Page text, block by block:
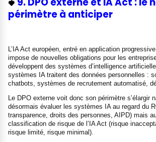
🍓
périmètre à anticiper
L’IA Act européen, entré en application
impose de nouvelles obligations pour les
développent des systèmes d’intelligence
systèmes IA traitent des données personnelles :
chatbots, systèmes de recrutement automatisé,
Le DPO externe voit donc son périmètre s’élargir
désormais évaluer les systèmes IA au regard du
transparence, droits des personnes, AIPD) mais
classification de risque de l’IA Act (risque
risque limité, risque minimal).